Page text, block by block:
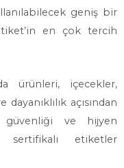
geniş bir
en çok tercih
ürünleri, içecekler,
açısından
güvenliği ve hijyen
sertifikalı etiketler